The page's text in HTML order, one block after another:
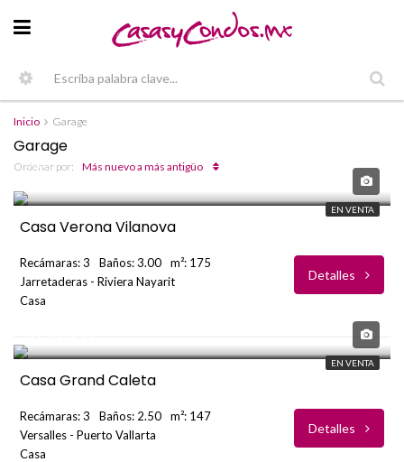
Inicio Garage
Garage
Ordenar por: Más nuevo a más antigüo
EN VENTA
USD
Casa Verona Vilanova
Recámaras: 3 Baños: 3.00
m²: 175
Jarretaderas - Riviera Nayarit
Casa
Detalles
EN VENTA
Casa Grand Caleta
Recámaras: 3 Baños: 2.50
m²: 147
Versalles - Puerto Vallarta
Casa
Detalles